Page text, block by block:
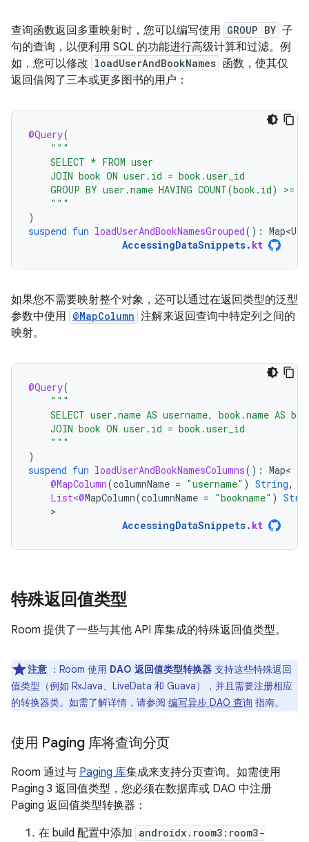
查询函数返回多重映射时，您可以编写使用 GROUP BY 子
句的查询，以便利用 SQL 的功能进行高级计算和过滤。例
如，您可以修改 loadUserAndBookNames 函数，使其仅
返回借阅了三本或更多图书的用户：
@Query(
"""
    SELECT * FROM user
    JOIN book ON user.id = book.user_id
    GROUP BY user.name HAVING COUNT(book.id) >= 3
    """
)
suspend fun loadUserAndBookNamesGrouped():
AccessingDataSnippets. kt
如果您不需要映射整个对象，还可以通过在返回类型的泛型
参数中使用 @MapColumn 注解来返回查询中特定列之间的
映射。
@Query(
"""
SELECT user.name AS username, book.name AS
    JOIN book ON user.id = book.user_id
    """
)
suspend fun loadUserAndBookNamesColumns(): Map
@MapColumn(columnName = "username" ) String,
List<@MapColumn(columnName = "bookname" )
>
AccessingDataSnippets. kt
特殊返回值类型
Room 提供了一些与其他 API 库集成的特殊返回值类型。
注意 ：Room 使用 DAO 返回值类型转换器 支持这些特殊返回
值类型（例如 RxJava、LiveData 和 Guava），并且需要注册相应
的转换器类。如需了解详情，请参阅 编写异步 DAO 查询 指南。
使用 Paging 库将查询分页
Room 通过与 Paging 库集成来支持分页查询。如需使用
Paging 3 返回值类型，您必须在数据库或 DAO 中注册
Paging 返回值类型转换器：
在 build 配置中添加 androidx.room3:room3-